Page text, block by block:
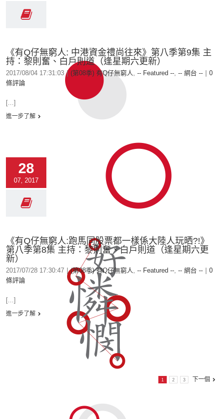
《有Q仔無窮人: 中港資金禮尚往來⁠⁠⁠⁠》第八季第9集 主
持：黎則奮、白戶則道（逢星期六更新）
2017/08/04 17:31:03 | (第08季) 有Q仔無窮人, -- Featured --, -- 網台 --
0
條評論
[...]
進一步了解
28
07, 2017
《有Q仔無窮人:跑馬同股票都一樣係大陸人玩晒?!》
第八季第8集 主持：黎則奮、白戶則道（逢星期六更
新）
2017/07/28 17:30:47 (第08季) 有Q仔無窮人, -- Featured --, -- 網台 --
0
條評論
[...]
進一步了解
1 2 3 下一個